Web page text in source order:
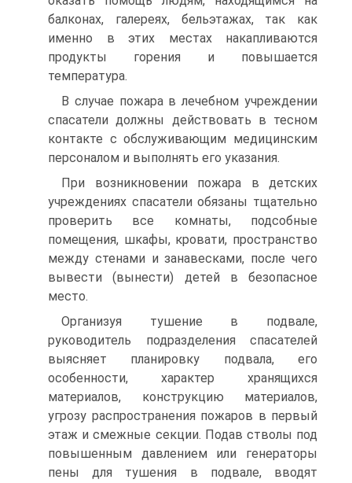
балконах, галереях, бельэтажах, так как
именно в этих местах накапливаются
продукты горения и повышается
температура.
В случае пожара в лечебном учреждении
спасатели должны действовать в тесном
контакте с обслуживающим медицинским
персоналом и выполнять его указания.
При возникновении пожара в детских
учреждениях спасатели обязаны тщательно
проверить все комнаты, подсобные
помещения, шкафы, кровати, пространство
между стенами и занавесками, после чего
вывести (вынести) детей в безопасное
место.
Организуя тушение в подвале,
руководитель подразделения спасателей
выясняет планировку подвала, его
особенности, характер хранящихся
материалов, конструкцию материалов,
угрозу распространения пожаров в первый
этаж и смежные секции. Подав стволы под
повышенным давлением или генераторы
пены для тушения в подвале, вводят